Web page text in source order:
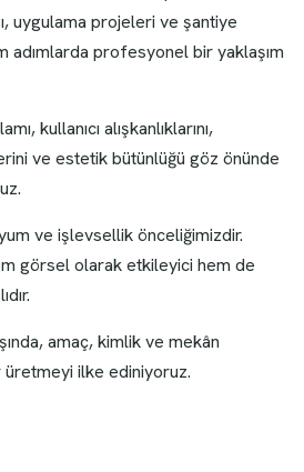
uygulama projeleri ve şantiye
adımlarda profesyonel bir yaklaşım
kullanıcı alışkanlıklarını,
ve estetik bütünlüğü göz önünde
ve işlevsellik önceliğimizdir.
görsel olarak etkileyici hem de
amaç, kimlik ve mekân
üretmeyi ilke ediniyoruz.